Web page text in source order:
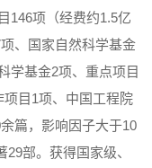
146项（经费约1.5亿
、国家自然科学基金
学基金2项、重点项目
目1项、中国工程院
篇，影响因子大于10
部。获得国家级、